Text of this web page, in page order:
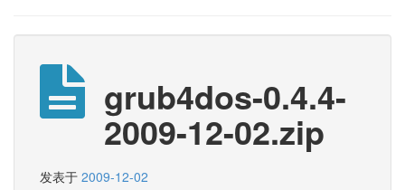
grub4dos-0.4.4-
2009-12-02.zip
发表于 2009-12-02